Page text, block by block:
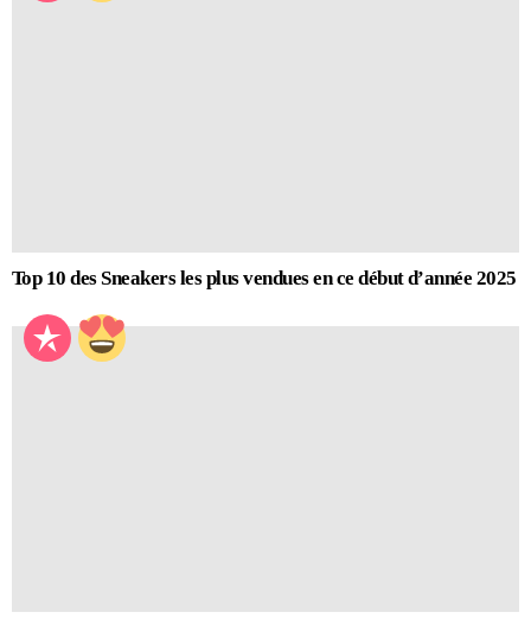
Top 10 des Sneakers les plus vendues en ce début d’année 2025